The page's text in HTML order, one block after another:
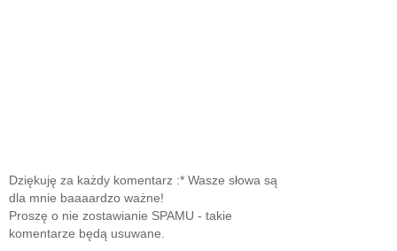
Dziękuję za każdy komentarz :* Wasze słowa są
dla mnie baaaardzo ważne!
Proszę o nie zostawianie SPAMU - takie
komentarze będą usuwane.